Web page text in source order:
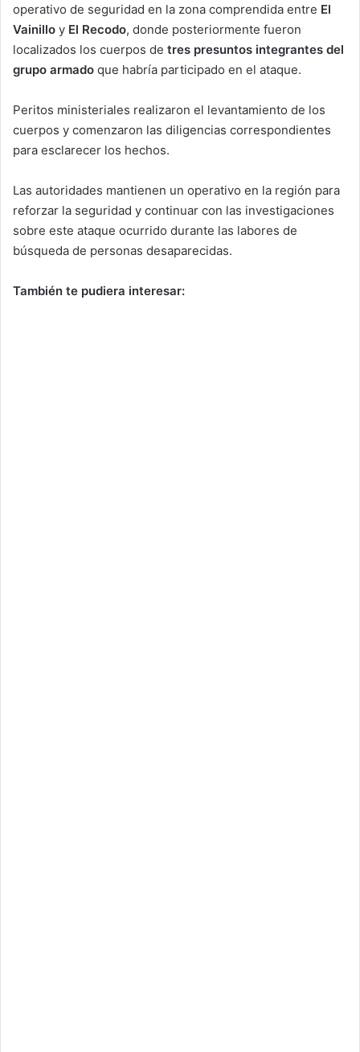
operativo de seguridad en la zona comprendida entre El
Vainillo y El Recodo, donde posteriormente fueron
localizados los cuerpos de tres presuntos integrantes del
grupo armado que habría participado en el ataque.
Peritos ministeriales realizaron el levantamiento de los
cuerpos y comenzaron las diligencias correspondientes
para esclarecer los hechos.
Las autoridades mantienen un operativo en la región para
reforzar la seguridad y continuar con las investigaciones
sobre este ataque ocurrido durante las labores de
búsqueda de personas desaparecidas.
También te pudiera interesar: